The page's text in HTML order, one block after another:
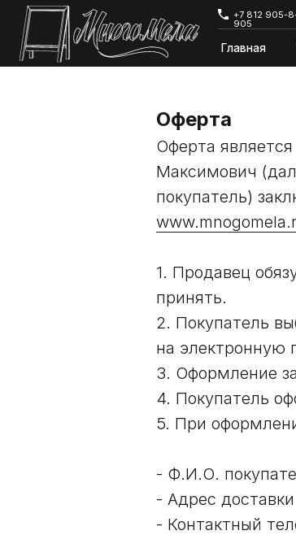
+7 812 905-8-
905
Главная
Оферта
Оферта
Максимович
покупатель)
1. Продавец
принять.
2. Покупатель
на электронную
3. Оформление
4. Покупатель
5. При
- Ф.И.О.
- Адрес доставки
- Контактный